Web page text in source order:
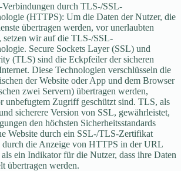
durch TLS-/SSL-
(HTTPS): Um die Daten der Nutzer, die
übertragen werden, vor unerlaubten
setzen wir auf die TLS-/SSL-
Secure Sockets Layer (SSL) und
(TLS) sind die Eckpfeiler der sicheren
Diese Technologien verschlüsseln die
der Website oder App und dem Browser
zwei Servern) übertragen werden,
unbefugtem Zugriff geschützt sind. TLS, als
sicherere Version von SSL, gewährleistet,
den höchsten Sicherheitsstandards
Website durch ein SSL-/TLS-Zertifikat
durch die Anzeige von HTTPS in der URL
ein Indikator für die Nutzer, dass ihre Daten
übertragen werden.